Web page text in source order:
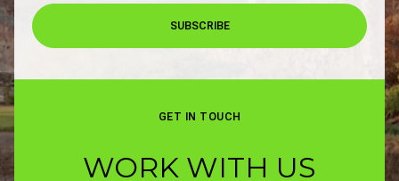
SUBSCRIBE
GET IN TOUCH
WORK WITH US